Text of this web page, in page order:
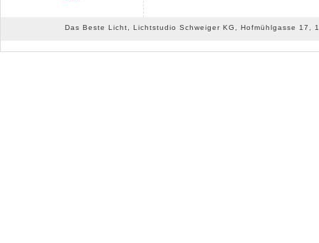
Das Beste Licht, Lichtstudio Schweiger KG, Hofmühlgasse